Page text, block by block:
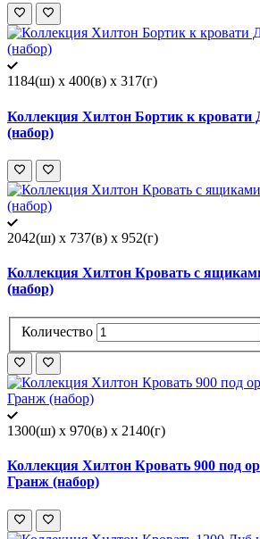
1184(ш) x 400(в) x 317(г)
Коллекция Хилтон Бортик к
(набор)
2042(ш) x 737(в) x 952(г)
Коллекция Хилтон Кровать с
(набор)
Количество
1300(ш) x 970(в) x 2140(г)
Коллекция Хилтон Кровать 900 под
Гранж (набор)